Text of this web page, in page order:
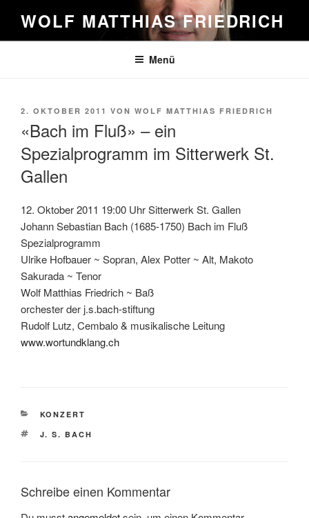
Inhalt
springen
WOLF MATTHIAS FRIEDRICH
Menü
VERÖFFENTLICHT
2. OKTOBER 2011 VON WOLF MATTHIAS FRIEDRICH
«Bach im Fluß» – ein
Spezialprogramm im Sitterwerk St.
Gallen
12. Oktober 2011 19:00 Uhr Sitterwerk St. Gallen
Johann Sebastian Bach (1685-1750) Bach im Fluß
Spezialprogramm
Ulrike Hofbauer ~ Sopran, Alex Potter ~ Alt, Makoto
Sakurada ~ Tenor
Wolf Matthias Friedrich ~ Baß
orchester der j.s.bach-stiftung
Rudolf Lutz, Cembalo & musikalische Leitung
www.wortundklang.ch
KATEGORIEN
KONZERT
SCHLAGWÖRTER
J. S. BACH
Schreibe einen Kommentar